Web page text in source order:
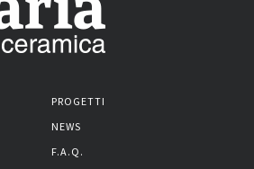
PROGETTI
NEWS
F.A.Q.